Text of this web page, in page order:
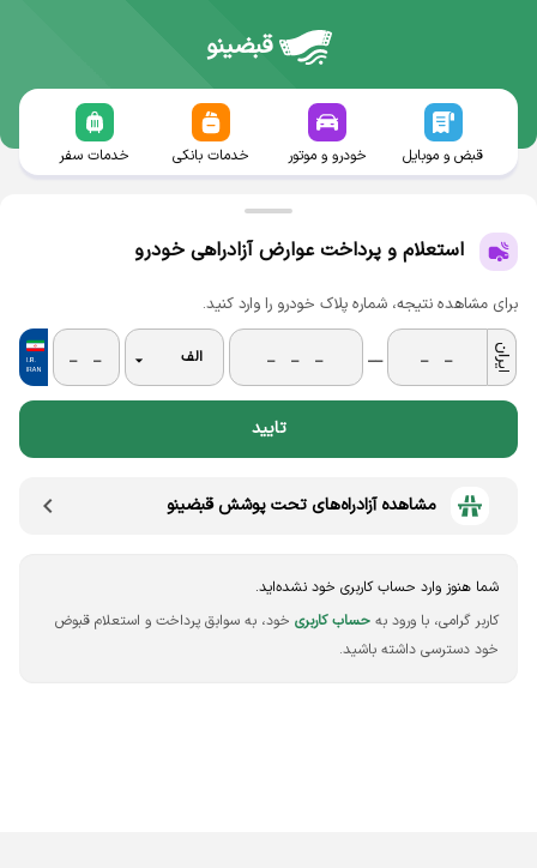
قبضینو
قبض و موبایل خودرو و موتور خدمات بانکی خدمات سفر
استعلام و پرداخت عوارض آزادراهی خودرو
برای مشاهده نتیجه، شماره پلاک خودرو را وارد کنید.
__
تایید
شما هنوز وارد حساب کاربری خود نشده‌اید.
کاربر گرامی، با ورود به حساب کاربری خود، به سوابق پرداخت و استعلام قبوض
خود دسترسی داشته باشید.